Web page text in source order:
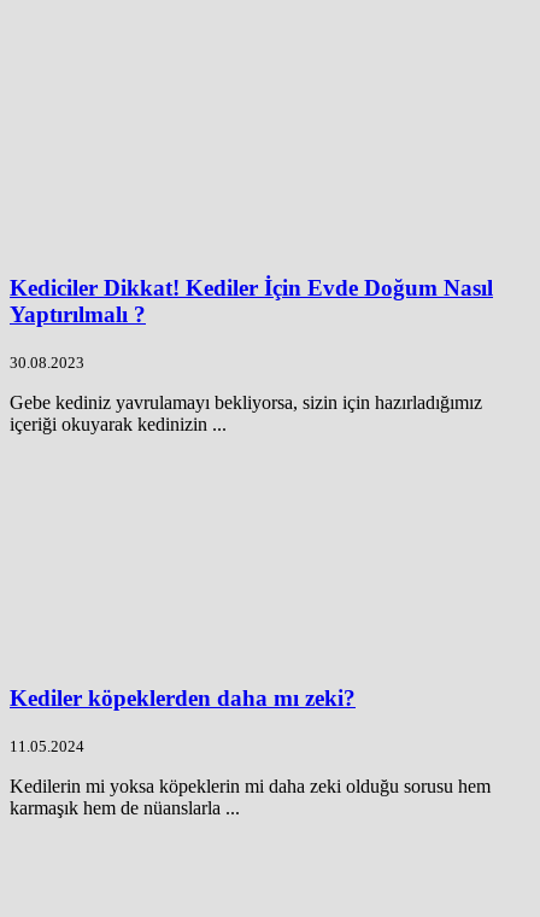
Kediciler Dikkat! Kediler İçin Evde Doğum Nasıl
Yaptırılmalı ?
30.08.2023
Gebe kediniz yavrulamayı bekliyorsa, sizin için hazırladığımız
içeriği okuyarak kedinizin ...
Kediler köpeklerden daha mı zeki?
11.05.2024
Kedilerin mi yoksa köpeklerin mi daha zeki olduğu sorusu hem
karmaşık hem de nüanslarla ...